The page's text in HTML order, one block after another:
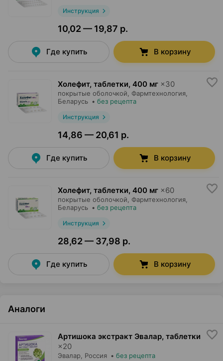
Инструкция
10,02 — 19,87 р.
Где купить В корзину
Холефит, таблетки, 400 мг ×30
покрытые оболочкой, Фармтехнология,
Беларусь • без рецепта
Инструкция
14,86 — 20,61 р.
Где купить В корзину
Холефит, таблетки, 400 мг ×60
покрытые оболочкой, Фармтехнология,
Беларусь • без рецепта
Инструкция
28,62 — 37,98 р.
Где купить В корзину
Аналоги
Артишока экстракт Эвалар, таблетки
×20
Эвалар, Россия • без рецепта